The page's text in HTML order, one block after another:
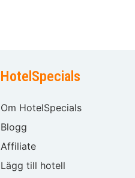
HotelSpecials
Om HotelSpecials
Blogg
Affiliate
Lägg till hotell